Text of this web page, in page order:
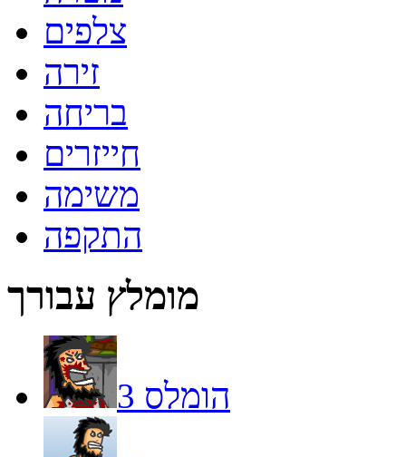
צלפים
זירה
בריחה
חייזרים
משימה
התקפה
מומלץ עבורך
הומלס 3